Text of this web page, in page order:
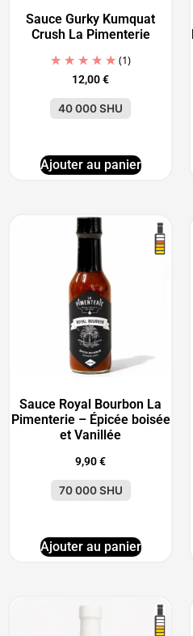
Sauce Gurky Kumquat
Crush La Pimenterie
(1)
12,00€
40 000 SHU
Ajouter au panier
Sauce Royal Bourbon La
Pimenterie – Épicée boisée
et Vanillée
9,90€
70 000 SHU
Ajouter au panier